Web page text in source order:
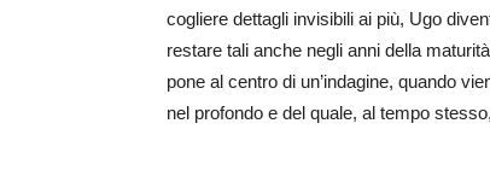
cogliere dettagli invisibili ai più, Ugo
restare tali anche negli anni della
pone al centro di un’indagine, quando
nel profondo e del quale, al tempo